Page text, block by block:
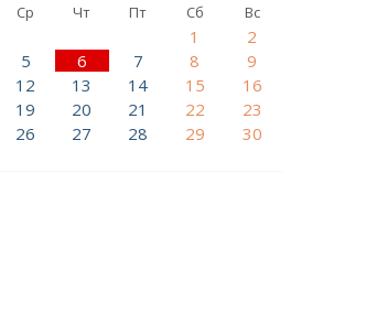
Ср Чт Пт Сб Вс
1
2
5 6 7 8
9
12 13 14 15
16
19 20 21 22
23
26 27 28 29
30